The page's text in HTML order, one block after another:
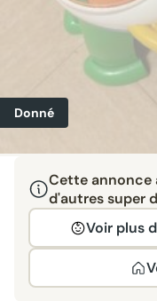
Donné
Cette annonce
d'autres super
Voir plus